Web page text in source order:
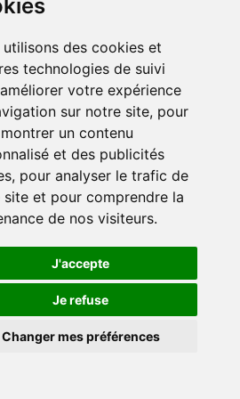
utilisons des cookies et
technologies de suivi
votre expérience
sur notre site, pour
un contenu
et des publicités
pour analyser le trafic de
site et pour comprendre la
de nos visiteurs.
J'accepte
Je refuse
Changer mes préférences